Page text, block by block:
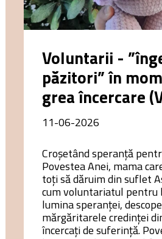
Voluntarii -
păzitori” în
grea încercare
11-06-2026
Croșetând speranță
Povestea Anei, mama
toți să dăruim din suflet
cum voluntariatul pentru
lumina speranţei,
mărgăritarele credinţei
încercaţi de suferinţă.